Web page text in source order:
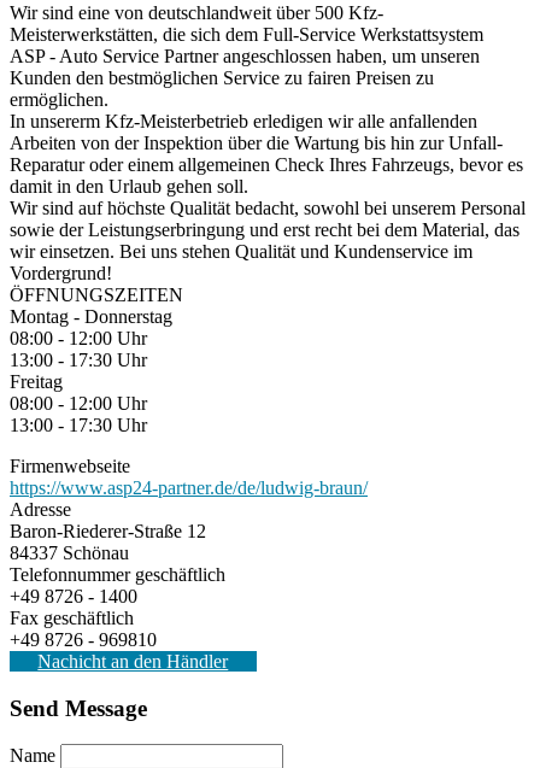
Wir sind eine von deutschlandweit über 500 Kfz-
Meisterwerkstätten, die sich dem Full-Service Werkstattsystem
ASP - Auto Service Partner angeschlossen haben, um unseren
Kunden den bestmöglichen Service zu fairen Preisen zu
ermöglichen.
In unsererm Kfz-Meisterbetrieb erledigen wir alle anfallenden
Arbeiten von der Inspektion über die Wartung bis hin zur Unfall-
Reparatur oder einem allgemeinen Check Ihres Fahrzeugs, bevor es
damit in den Urlaub gehen soll.
Wir sind auf höchste Qualität bedacht, sowohl bei unserem Personal
sowie der Leistungserbringung und erst recht bei dem Material, das
wir einsetzen. Bei uns stehen Qualität und Kundenservice im
Vordergrund!
ÖFFNUNGSZEITEN
Montag - Donnerstag
08:00 - 12:00 Uhr
13:00 - 17:30 Uhr
Freitag
08:00 - 12:00 Uhr
13:00 - 17:30 Uhr
Firmenwebseite
https://www.asp24-partner.de/de/ludwig-braun/
Adresse
Baron-Riederer-Straße 12
84337 Schönau
Telefonnummer geschäftlich
+49 8726 - 1400
Fax geschäftlich
+49 8726 - 969810
Nachicht an den Händler
Send Message
Name